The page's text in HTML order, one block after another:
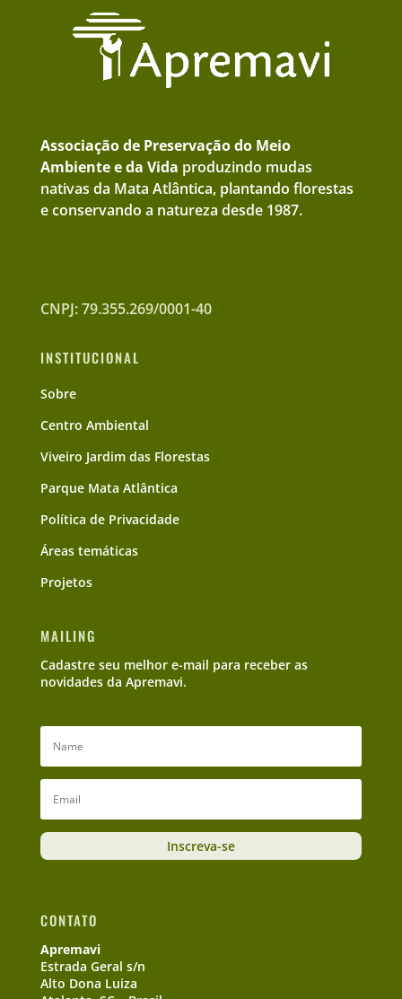
Associação de Preservação do Meio
Ambiente e da Vida produzindo mudas
nativas da Mata Atlântica, plantando florestas
e conservando a natureza desde 1987.
CNPJ: 79.355.269/0001-40
INSTITUCIONAL
Sobre
Centro Ambiental
Viveiro Jardim das Florestas
Parque Mata Atlântica
Política de Privacidade
Áreas temáticas
Projetos
MAILING
Cadastre seu melhor e-mail para receber as
novidades da Apremavi.
Inscreva-se
CONTATO
Apremavi
Estrada Geral s/n
Alto Dona Luiza